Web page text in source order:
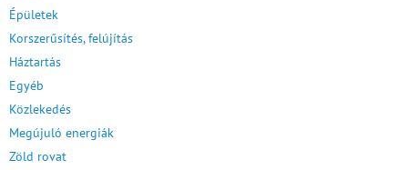
Épületek
Korszerűsítés, felújítás
Háztartás
Egyéb
Közlekedés
Megújuló energiák
Zöld rovat